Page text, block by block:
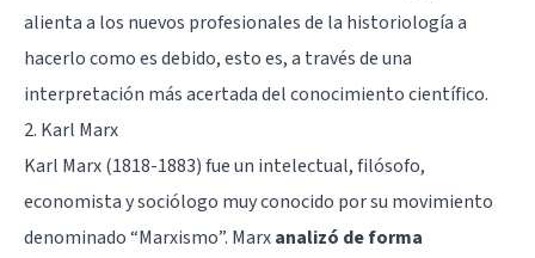
alienta a los nuevos profesionales de la historiología a
hacerlo como es debido, esto es, a través de una
interpretación más acertada del conocimiento científico.
2. Karl Marx
Karl Marx (1818-1883) fue un intelectual, filósofo,
economista y sociólogo muy conocido por su movimiento
denominado “Marxismo”. Marxanalizó de forma